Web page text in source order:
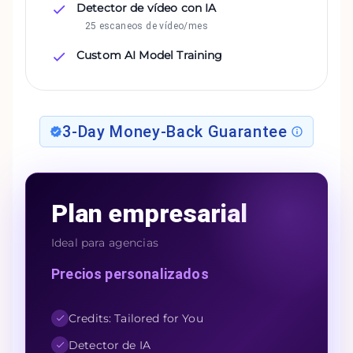
Detector de vídeo con IA
25 escaneos de vídeo/mes
Custom AI Model Training
3-Day Money-Back Guarantee
Plan empresarial
Ideal para agencias
Precios personalizados
Credits: Tailored for You
Detector de IA